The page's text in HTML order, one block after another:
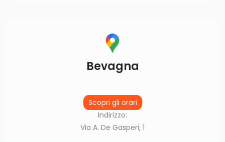
Bevagna
Scopri gli orari
Indirizzo:
Via A. De Gasperi, 1